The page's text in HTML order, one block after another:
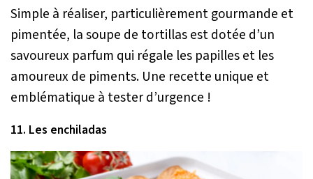
Simple à réaliser, particulièrement gourmande et
pimentée, la soupe de tortillas est dotée d’un
savoureux parfum qui régale les papilles et les
amoureux de piments. Une recette unique et
emblématique à tester d’urgence !
11. Les enchiladas